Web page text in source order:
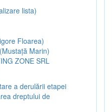
lista)
Floarea)
Marin)
ZONE SRL
a derulării etapei
dreptului de